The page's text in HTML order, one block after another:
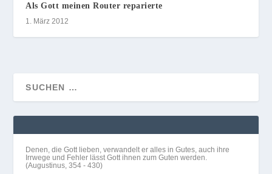
Als Gott meinen Router reparierte
1. März 2012
Denen, die Gott lieben, verwandelt er alles in Gutes, auch ihre
Irrwege und Fehler lässt Gott ihnen zum Guten werden.
(Augustinus, 354 - 430)